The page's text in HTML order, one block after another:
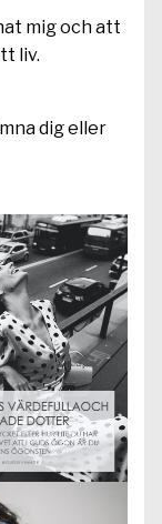
mig och att
liv.
dig eller